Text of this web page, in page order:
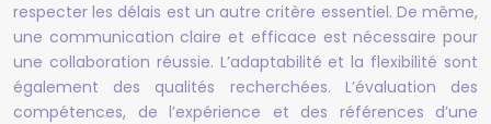
respecter les délais est un autre critère essentiel. De même,
une communication claire et efficace est nécessaire pour
une collaboration réussie. L’adaptabilité et la flexibilité sont
également des qualités recherchées. L’évaluation des
compétences, de l’expérience et des références d’une